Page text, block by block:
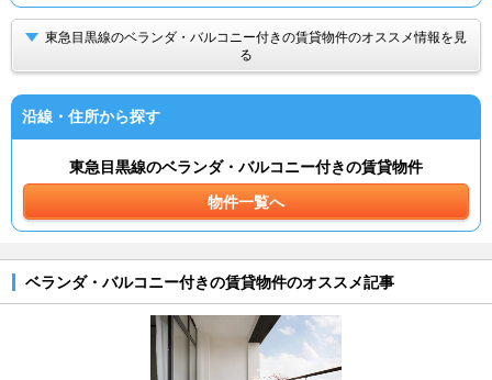
東急目黒線のベランダ・バルコニー付きの賃貸物件のオススメ情報を見
る
沿線・住所から探す
東急目黒線のベランダ・バルコニー付きの賃貸物件
物件一覧へ
ベランダ・バルコニー付きの賃貸物件のオススメ記事